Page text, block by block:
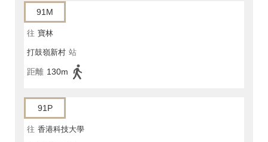
91M
往 寶林
打鼓嶺新村 站
距離 130m
91P
往 香港科技大學